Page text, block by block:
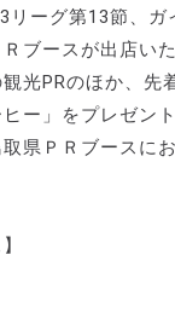
リーグ第13節、ガ
ブースが出店いた
光PRのほか、先
ー」をプレゼン
県ＰＲブースに